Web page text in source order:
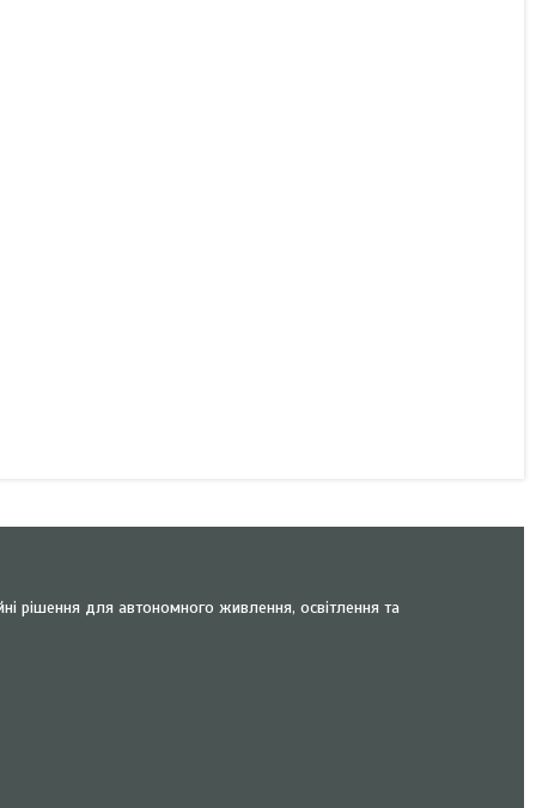
рішення для автономного живлення, освітлення та